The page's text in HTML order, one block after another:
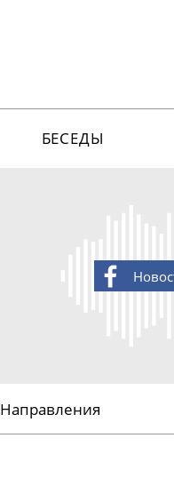
БЕСЕДЫ
Направления